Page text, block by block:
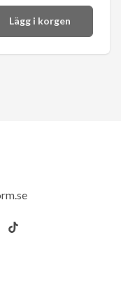
Lägg i korgen